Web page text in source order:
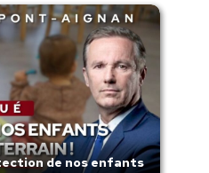
de nos enfants